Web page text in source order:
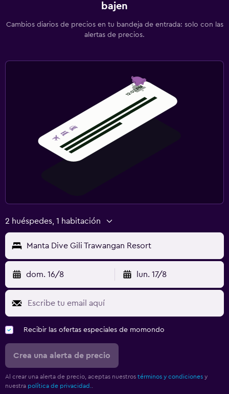
bajen
Cambios diarios de precios en tu bandeja de entrada: solo con las
alertas de precios.
2 huéspedes, 1 habitación
Manta Dive Gili Trawangan Resort
dom. 16/8 lun. 17/8
Recibir las ofertas especiales de momondo
Crea una alerta de precio
Al crear una alerta de precio, aceptas nuestros términos y condiciones y
nuestra política de privacidad.